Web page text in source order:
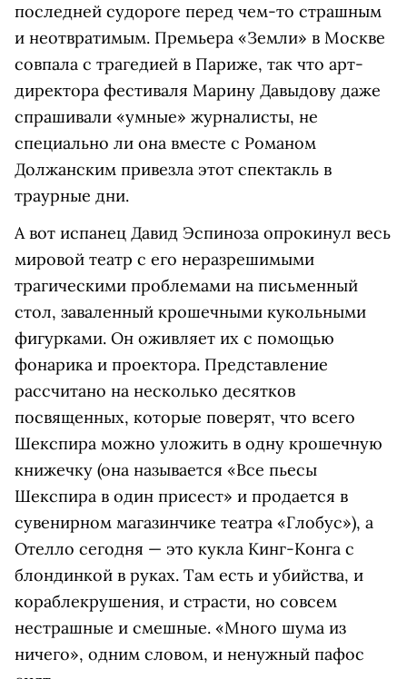
последней судороге перед чем-то страшным
и неотвратимым. Премьера «Земли» в Москве
совпала с трагедией в Париже, так что арт-
директора фестиваля Марину Давыдову даже
спрашивали «умные» журналисты, не
специально ли она вместе с Романом
Должанским привезла этот спектакль в
траурные дни.
А вот испанец Давид Эспиноза опрокинул весь
мировой театр с его неразрешимыми
трагическими проблемами на письменный
стол, заваленный крошечными кукольными
фигурками. Он оживляет их с помощью
фонарика и проектора. Представление
рассчитано на несколько десятков
посвященных, которые поверят, что всего
Шекспира можно уложить в одну крошечную
книжечку (она называется «Все пьесы
Шекспира в один присест» и продается в
сувенирном магазинчике театра «Глобус»), а
Отелло сегодня — это кукла Кинг-Конга с
блондинкой в руках. Там есть и убийства, и
кораблекрушения, и страсти, но совсем
нестрашные и смешные. «Много шума из
ничего», одним словом, и ненужный пафос